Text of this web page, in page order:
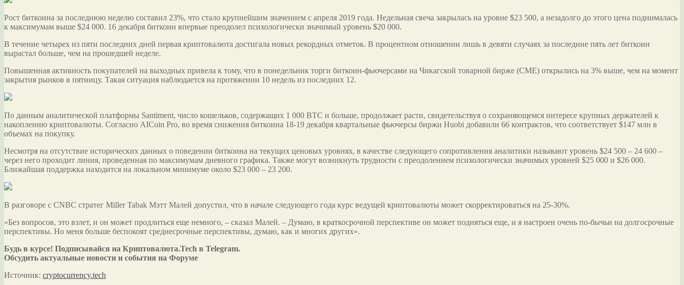
Рост биткоина за последнюю неделю составил 23%, что стало крупнейшим значением с апреля 2019 года. Недельная свеча закрылась на уровне $23 500, а незадолго до этого цена поднималась
к максимумам выше $24 000. 16 декабря биткоин впервые преодолел психологически значимый уровень $20 000.
В течение четырех из пяти последних дней первая криптовалюта достигала новых рекордных отметок. В процентном отношении лишь в девяти случаях за последние пять лет биткоин
вырастал больше, чем на прошедшей неделе.
Повышенная активность покупателей на выходных привела к тому, что в понедельник торги биткоин-фьючерсами на Чикагской товарной бирже (CME) открылись на 3% выше, чем на момент
закрытия рынков в пятницу. Такая ситуация наблюдается на протяжении 10 недель из последних 12.
По данным аналитической платформы Santiment, число кошельков, содержащих 1 000 BTC и больше, продолжает расти, свидетельствуя о сохраняющемся интересе крупных держателей к
накоплению криптовалюты. Согласно AICoin Pro, во время снижения биткоина 18-19 декабря квартальные фьючерсы биржи Huobi добавили 66 контрактов, что соответствует $147 млн в
объемах на покупку.
Несмотря на отсутствие исторических данных о поведении биткоина на текущих ценовых уровнях, в качестве следующего сопротивления аналитики называют уровень $24 500 – 24 600 –
через него проходит линия, проведенная по максимумам дневного графика. Также могут возникнуть трудности с преодолением психологически значимых уровней $25 000 и $26 000.
Ближайшая поддержка находится на локальном минимуме около $23 000 – 23 200.
В разговоре с CNBC стратег Miller Tabak Мэтт Малей допустил, что в начале следующего года курс ведущей криптовалюты может скорректироваться на 25-30%.
«Без вопросов, это взлет, и он может продлиться еще немного, – сказал Малей. – Думаю, в краткосрочной перспективе он может подняться еще, и я настроен очень по-бычьи на долгосрочные
перспективы. Но меня больше беспокоят среднесрочные перспективы, думаю, как и многих других».
Будь в курсе! Подписывайся на Криптовалюта.Tech в Telegram.
Обсудить актуальные новости и события на Форуме
Источник: cryptocurrency.tech